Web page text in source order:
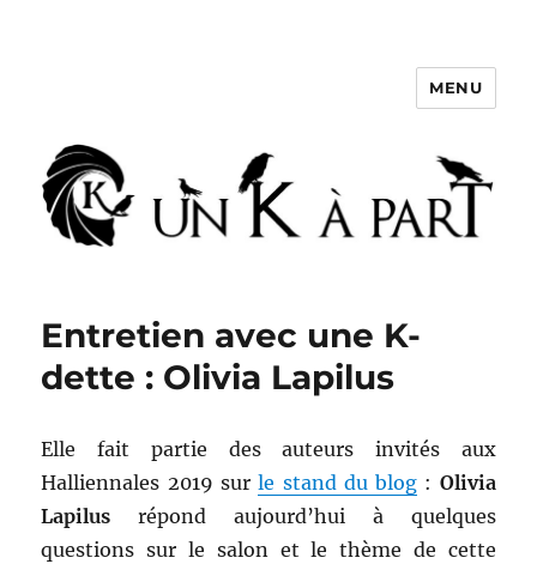
MENU
Entretien avec une K-
dette : Olivia Lapilus
Elle fait partie des auteurs invités aux
Halliennales 2019 surle stand du blog : Olivia
Lapilus répond aujourd’hui à quelques
questions sur le salon et le thème de cette